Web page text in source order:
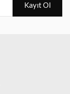
Kayıt Ol